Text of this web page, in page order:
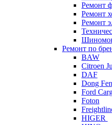
Ремонт
Ремонт
Ремонт
Ремонт по
BAW
Citroen
DAF
Dong
Ford
Foton
HIGER